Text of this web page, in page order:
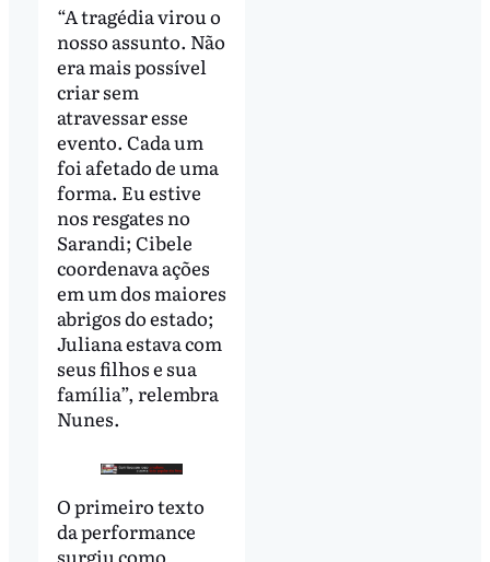
“A tragédia virou o
nosso assunto. Não
era mais possível
criar sem
atravessar esse
evento. Cada um
foi afetado de uma
forma. Eu estive
nos resgates no
Sarandi; Cibele
coordenava ações
em um dos maiores
abrigos do estado;
Juliana estava com
seus filhos e sua
família”, relembra
Nunes.
O primeiro texto
da performance
surgiu como